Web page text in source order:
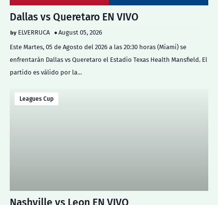
Dallas vs Queretaro EN VIVO
ELVERRUCA
August 05, 2026
Este Martes, 05 de Agosto del 2026 a las 20:30 horas (Miami) se
enfrentarán Dallas vs Queretaro el Estadio Texas Health Mansfield. El
partido es válido por la…
Leagues Cup